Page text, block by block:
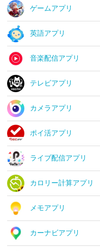
ゲームアプリ
英語アプリ
音楽配信アプリ
テレビアプリ
カメラアプリ
ポイ活アプリ
ライブ配信アプリ
カロリー計算アプリ
メモアプリ
カーナビアプリ